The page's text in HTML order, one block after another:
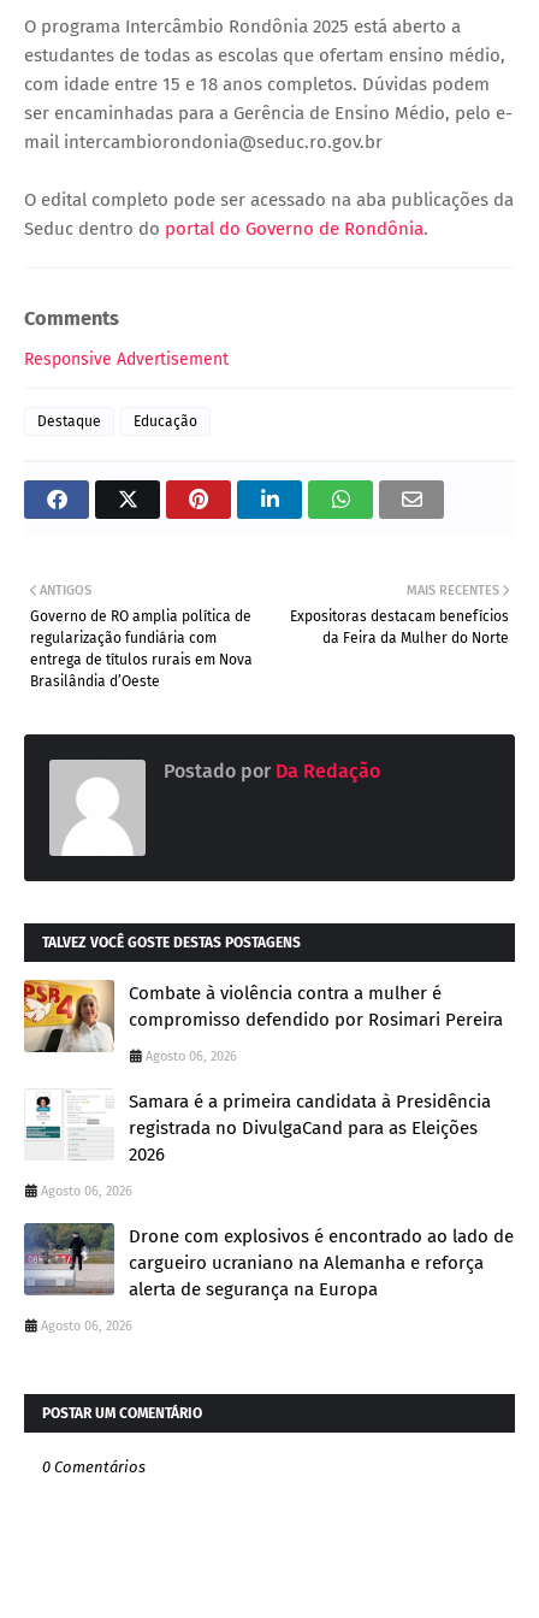
O programa Intercâmbio Rondônia 2025 está aberto a
estudantes de todas as escolas que ofertam ensino médio,
com idade entre 15 e 18 anos completos. Dúvidas podem
ser encaminhadas para a Gerência de Ensino Médio, pelo e-
mail intercambiorondonia@seduc.ro.gov.br
O edital completo pode ser acessado na aba publicações da
Seduc dentro do portal do Governo de Rondônia.
Comments
Responsive Advertisement
Destaque Educação
MAIS RECENTES
Expositoras destacam benefícios
da Feira da Mulher do Norte
ANTIGOS
Governo de RO amplia política de
regularização fundiária com
entrega de títulos rurais em Nova
Brasilândia d’Oeste
Postado por Da Redação
TALVEZ VOCÊ GOSTE DESTAS POSTAGENS
Combate à violência contra a mulher é
compromisso defendido por Rosimari Pereira
Agosto 06, 2026
Samara é a primeira candidata à Presidência
registrada no DivulgaCand para as Eleições
2026
Agosto 06, 2026
Drone com explosivos é encontrado ao lado de
cargueiro ucraniano na Alemanha e reforça
alerta de segurança na Europa
Agosto 06, 2026
POSTAR UM COMENTÁRIO
0 Comentários